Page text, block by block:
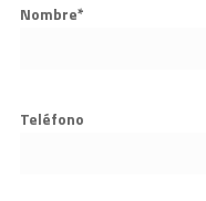
Nombre*
Teléfono